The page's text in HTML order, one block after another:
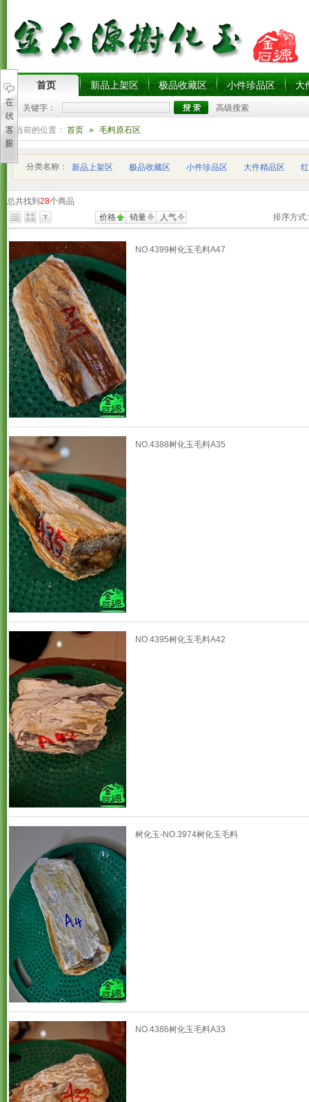
首页 新品上架区 极品收藏区 小件珍品区 大
关键字： 高级搜索
您当前的位置： 首页 » 毛料原石区
分类名称： 新品上架区 极品收藏区 小件珍品区 大件精品区
总共找到 28个商品
价格
销量 人气 排序方式:
NO.4399树化玉毛料A47
NO.4388树化玉毛料A35
NO.4395树化玉毛料A42
树化玉-NO.3974树化玉毛料
NO.4386树化玉毛料A33